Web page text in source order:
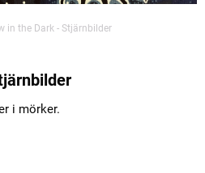
in the Dark - Stjärnbilder
i mörker.